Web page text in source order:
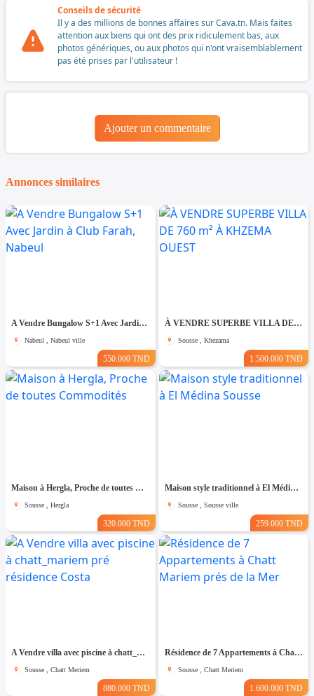
Conseils de sécurité
Il y a des millions de bonnes affaires sur Cava.tn. Mais faites
attention aux biens qui ont des prix ridiculement bas, aux
photos génériques, ou aux photos qui n'ont vraisemblablement
pas été prises par l'utilisateur !
Ajouter un commentaire
Annonces similaires
A Vendre Bungalow S+1 Avec Jardin à Club Farah, Nabeul
Nabeul , Nabeul ville
550.000 TND
À VENDRE SUPERBE VILLA DE 760 m² À KHZEMA OUEST
Sousse , Khezama
1.500.000 TND
Maison à Hergla, Proche de toutes Commodités
Sousse , Hergla
320.000 TND
Maison style traditionnel à El Médina Sousse
Sousse , Sousse ville
259.000 TND
A Vendre villa avec piscine à chatt_mariem pré résidence Costa
Sousse , Chatt Meriem
880.000 TND
Résidence de 7 Appartements à Chatt Mariem prés de la Mer
Sousse , Chatt Meriem
1.600.000 TND